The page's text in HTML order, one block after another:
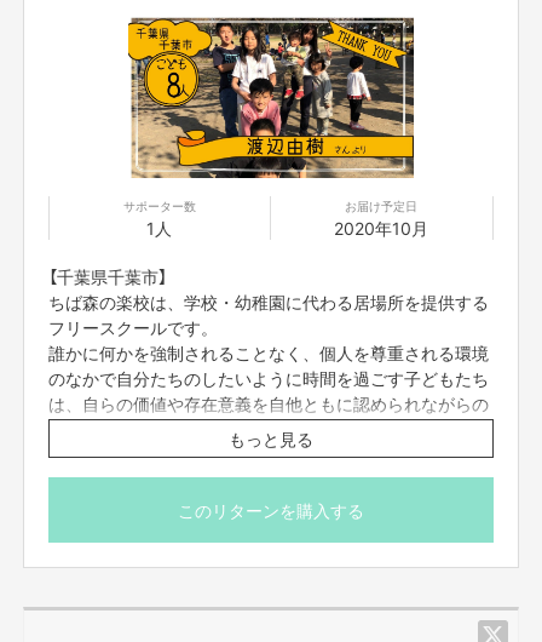
サポーター数
1人
お届け予定日
2020年10月
【千葉県千葉市】
ちば森の楽校は、学校・幼稚園に代わる居場所を提供する
フリースクールです。
誰かに何かを強制されることなく、個人を尊重される環境
のなかで自分たちのしたいように時間を過ごす子どもたち
は、自らの価値や存在意義を自他ともに認められながらの
びのびと成長しています。"
『ちば森の楽校』の子供達8人に、映画『えんとつ町のプペ
ル』をプレゼントできる権です。
必ず備考欄に、映画公式HPに掲載をご希望のお名前（※個
もっと見る
このリターンを購入する